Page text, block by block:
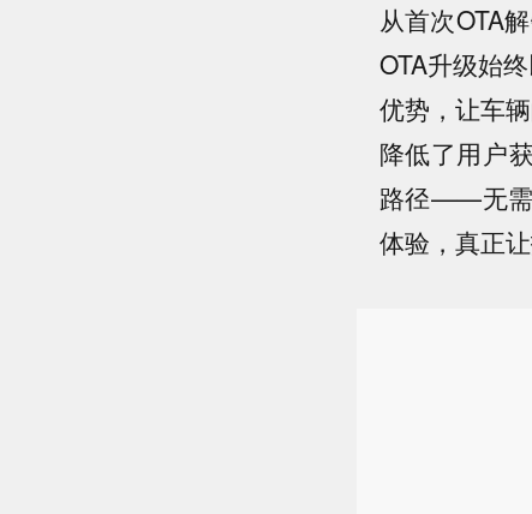
从首次OTA
OTA升级始
优势，让车
降低了用户
路径——无需
体验，真正